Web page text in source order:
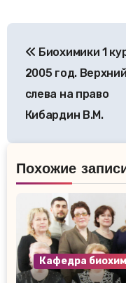
по
записям
Биохимики 1
2005 год.
слева на право
Кибардин В.М.
Похожие
Кафедра